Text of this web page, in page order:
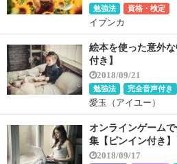
勉強法 資格・検定
イブンカ
絵本を使った意外
付き】
2018/09/21
勉強法 完全音声付き
愛玉（アイユー）
オンラインゲーム
集【ピンイン付き】
2018/09/17